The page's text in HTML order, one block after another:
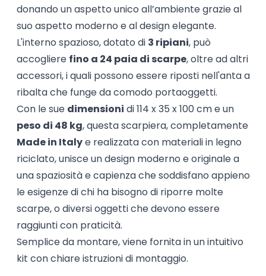
donando un aspetto unico all’ambiente grazie al
suo aspetto moderno e al design elegante.
L'interno spazioso, dotato di 3 ripiani, può
accogliere fino a 24 paia di scarpe, oltre ad altri
accessori, i quali possono essere riposti nell'anta a
ribalta che funge da comodo portaoggetti.
Con le sue dimensioni di 114 x 35 x 100 cm e un
peso di 48 kg, questa scarpiera, completamente
Made in Italye realizzata con materiali in legno
riciclato, unisce un design moderno e originale a
una spaziosità e capienza che soddisfano appieno
le esigenze di chi ha bisogno di riporre molte
scarpe, o diversi oggetti che devono essere
raggiunti con praticità.
Semplice da montare, viene fornita in un intuitivo
kit con chiare istruzioni di montaggio.